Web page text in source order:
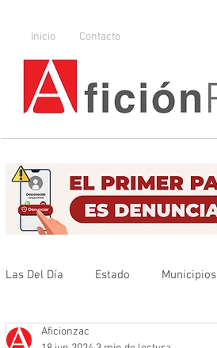
Inicio Contacto
Las Del Día Estado Municipios
Que no se olvide
Aficionzac